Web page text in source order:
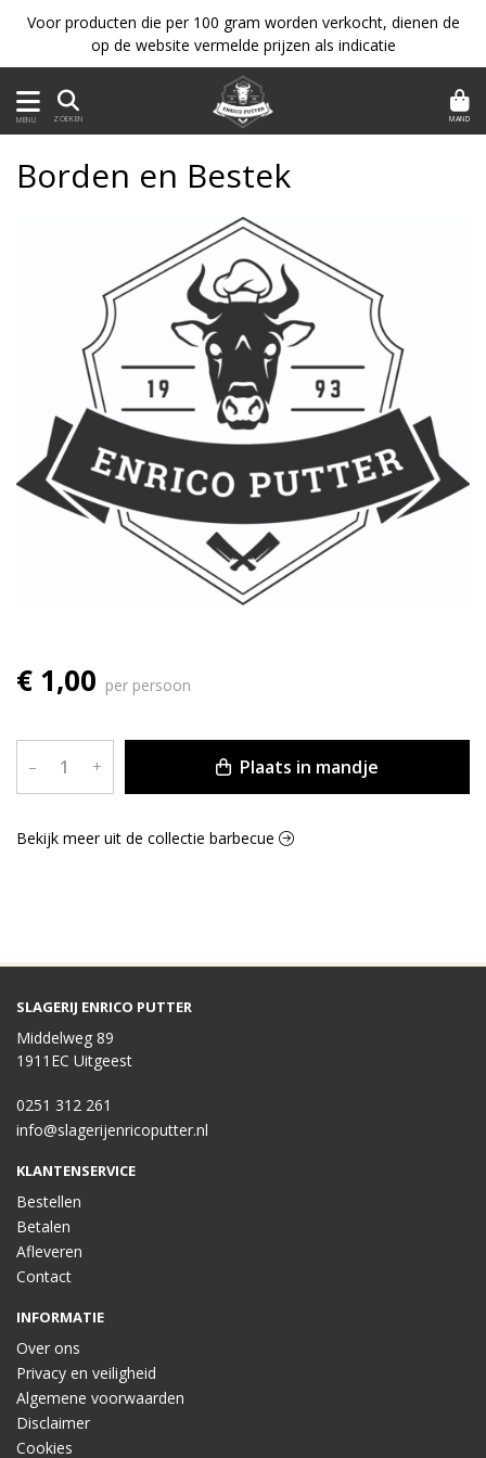
Voor producten die per 100 gram worden verkocht, dienen de
op de website vermelde prijzen als indicatie
MENU ZOEKEN MAND
Borden en Bestek
€ 1,00 per persoon
– + Plaats in mandje
Bekijk meer uit de collectie barbecue
SLAGERIJ ENRICO PUTTER
Middelweg 89
1911EC Uitgeest
0251 312 261
info@slagerijenricoputter.nl
KLANTENSERVICE
Bestellen
Betalen
Afleveren
Contact
INFORMATIE
Over ons
Privacy en veiligheid
Algemene voorwaarden
Disclaimer
Cookies